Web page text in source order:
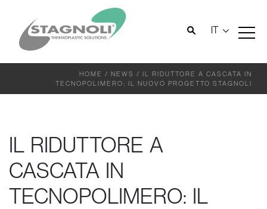
IT
HOME / NEWS / IL RIDUTTORE A CASCATA IN
TECNOPOLIMERO: IL NUOVO PROGETTO STAGNOLI
IL RIDUTTORE A
CASCATA IN
TECNOPOLIMERO: IL